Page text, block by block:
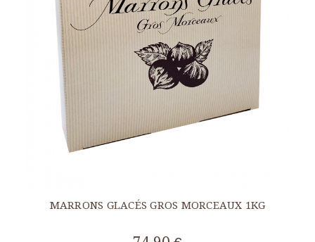
MARRONS GLACÉS GROS MORCEAUX 1KG